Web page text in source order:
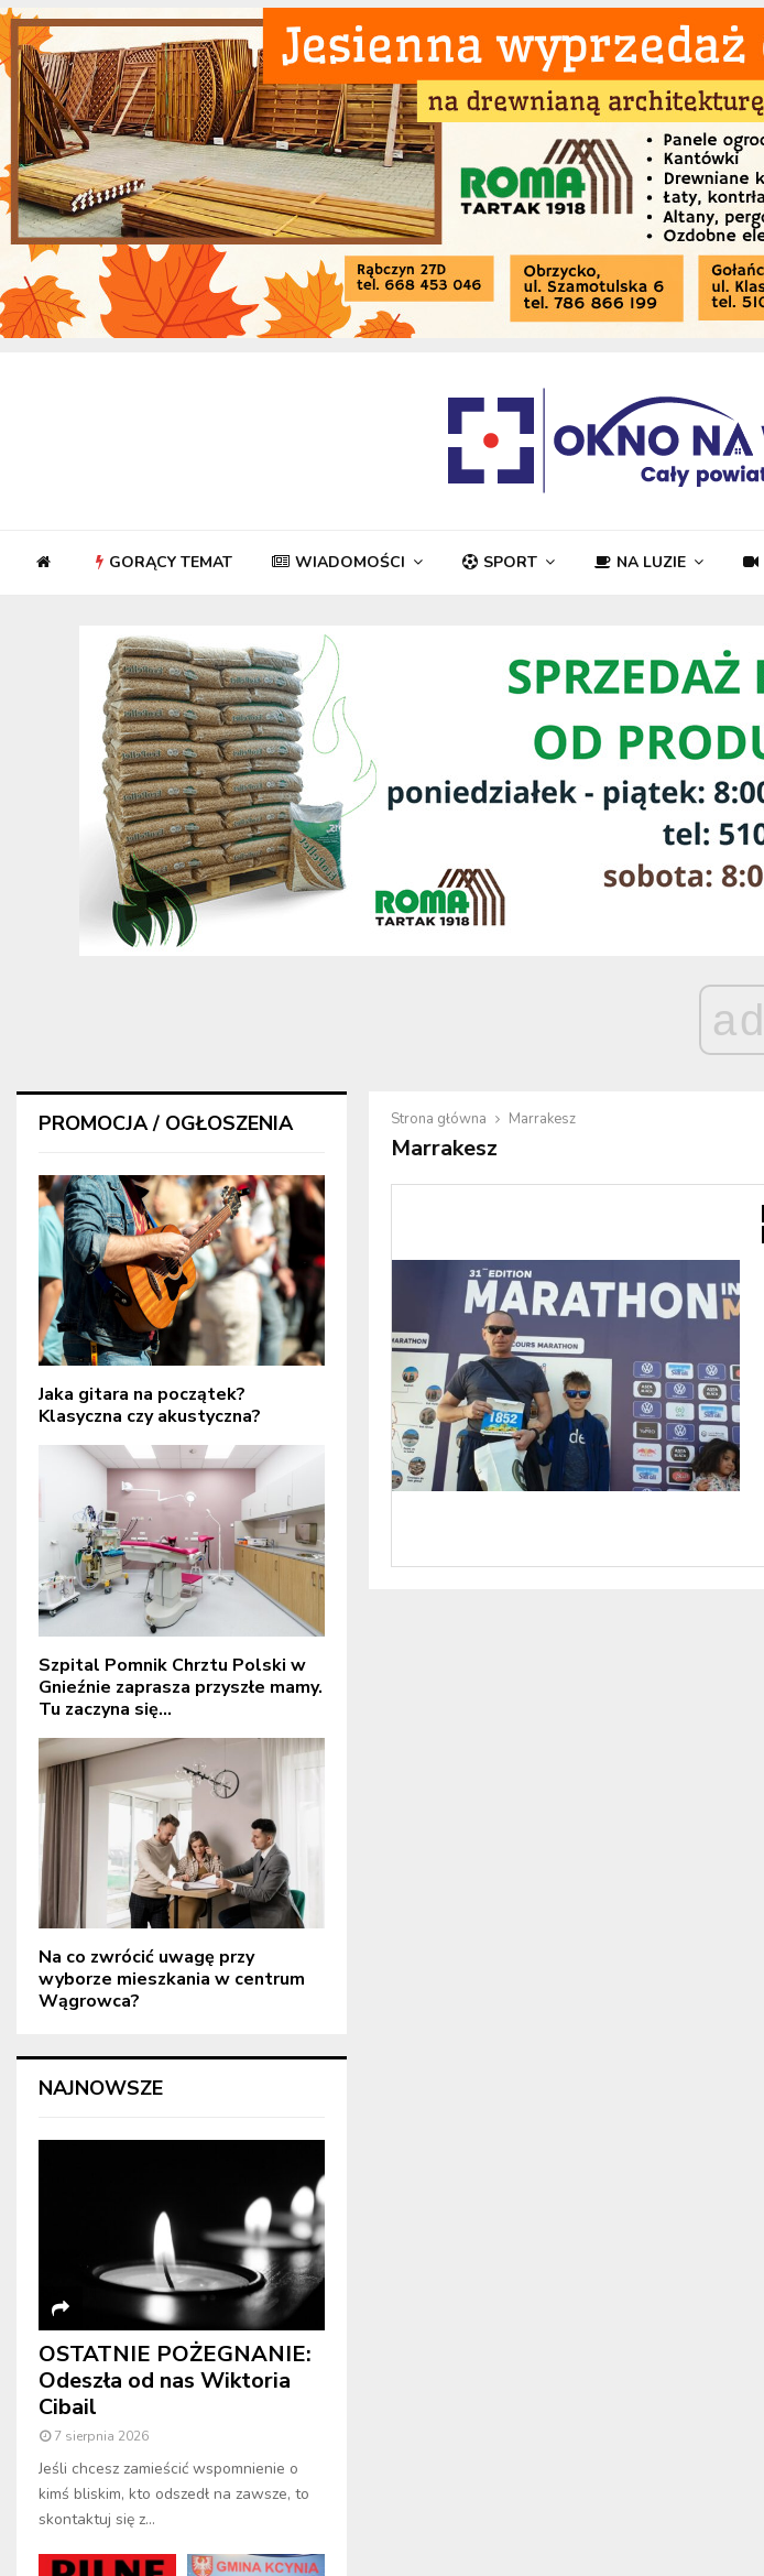
GORĄCY TEMAT WIADOMOŚCI SPORT NA LUZIE
ad
Strona główna Marrakesz
Marrakesz
PROMOCJA / OGŁOSZENIA
Jaka gitara na początek?
Klasyczna czy akustyczna?
Szpital Pomnik Chrztu Polski w
Gnieźnie zaprasza przyszłe mamy.
Tu zaczyna się...
Na co zwrócić uwagę przy
wyborze mieszkania w centrum
Wągrowca?
NAJNOWSZE
OSTATNIE POŻEGNANIE:
Odeszła od nas Wiktoria
Cibail
7 sierpnia 2026
Jeśli chcesz zamieścić wspomnienie o
kimś bliskim, kto odszedł na zawsze, to
skontaktuj się z...